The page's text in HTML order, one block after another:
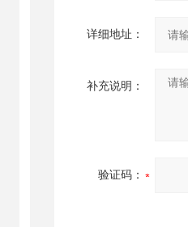
详细地址：
补充说明：
验证码：